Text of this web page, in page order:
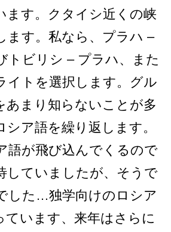
ます。クタイシ近くの峡
ます。私なら­、プラハ –
トビリシ – プラハ、また
イトを選択します。グル
あまり知らな­いことが多
ア語を繰り返します。
語が飛び込んでくるので
していましたが、そうで
した…独学向­けのロシア
ています、来年はさらに